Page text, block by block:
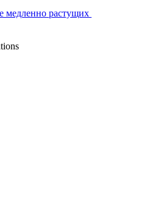
медленно растущих